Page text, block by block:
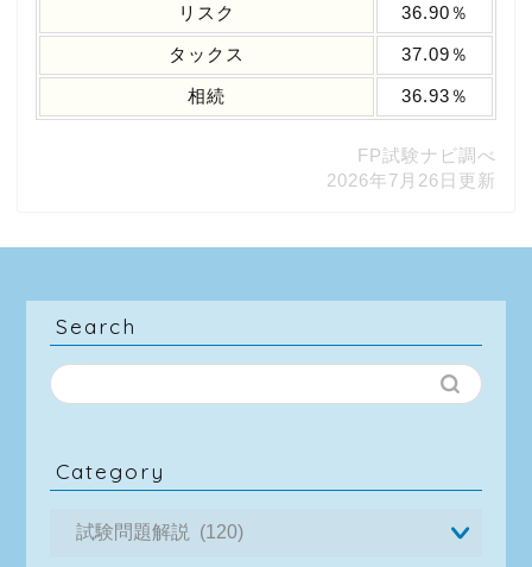
リスク 36.90％
タックス 37.09％
相続 36.93％
FP試験ナビ調べ
2026年7月26日更新
Search
Category